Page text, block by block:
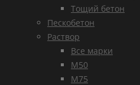
Тощий бетон
Пескобетон
Раствор
Все марки
М50
М75